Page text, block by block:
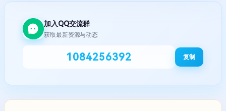
加入QQ交流群
获取最新资源与动态
1084256392 复制